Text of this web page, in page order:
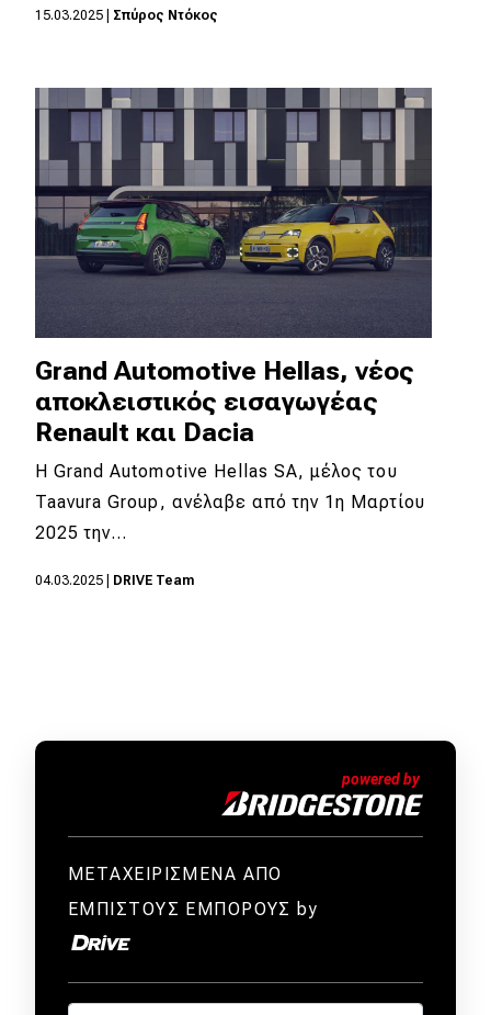
15.03.2025 Σπύρος Ντόκος
Grand Automotive Hellas, νέος
αποκλειστικός εισαγωγέας
Renault και Dacia
Η Grand Automotive Hellas SA, μέλος του
Taavura Group, ανέλαβε από την 1η Μαρτίου
2025 την…
04.03.2025 DRIVE Team
ΜΕΤΑΧΕΙΡΙΣΜΕΝΑ ΑΠΟ
ΕΜΠΙΣΤΟΥΣ ΕΜΠΟΡΟΥΣ by